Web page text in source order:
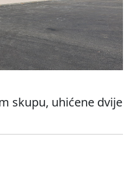
skupu, uhićene dvije